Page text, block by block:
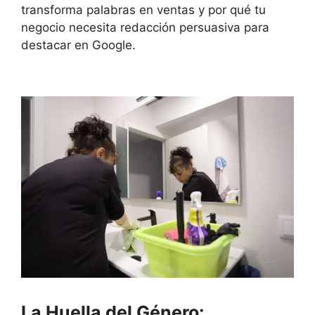
transforma palabras en ventas y por qué tu
negocio necesita redacción persuasiva para
destacar en Google.